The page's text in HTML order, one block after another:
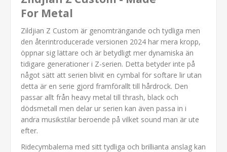
For Metal
Zildjian Z Custom är genomträngande och tydliga men
den återintroducerade versionen 2024 har mera kropp,
öppnar sig lättare och är betydligt mer dynamiska än
tidigare generationer i Z-serien. Detta betyder inte på
något sätt att serien blivit en cymbal för softare lir utan
detta är en serie gjord framförallt till hårdrock. Den
passar allt från heavy metal till thrash, black och
dödsmetall men delar ur serien kan även passa in i
andra musikstilar beroende på vilket sound man är ute
efter.
Ridecymbalerna med sitt tydliga och brillianta anslag kan